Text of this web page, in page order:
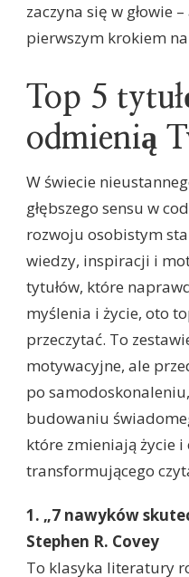
zaczyna się w głowie
pierwszym krokiem na
Top 5
odmienią
W świecie
głębszego sensu w
rozwoju osobistym
wiedzy, inspiracji i
tytułów, które
myślenia i życie, oto
przeczytać. To
motywacyjne, ale
po
budowaniu
które zmieniają życie
transformującego
1. „7 nawyków
Stephen R. Covey
To klasyka literatury